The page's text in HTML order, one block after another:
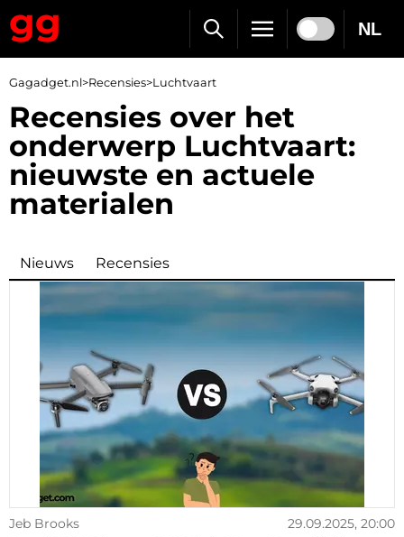
NL
Gagadget.nl>Recensies>Luchtvaart
Recensies over het
onderwerp Luchtvaart:
nieuwste en actuele
materialen
Nieuws Recensies
Jeb Brooks 29.09.2025, 20:00